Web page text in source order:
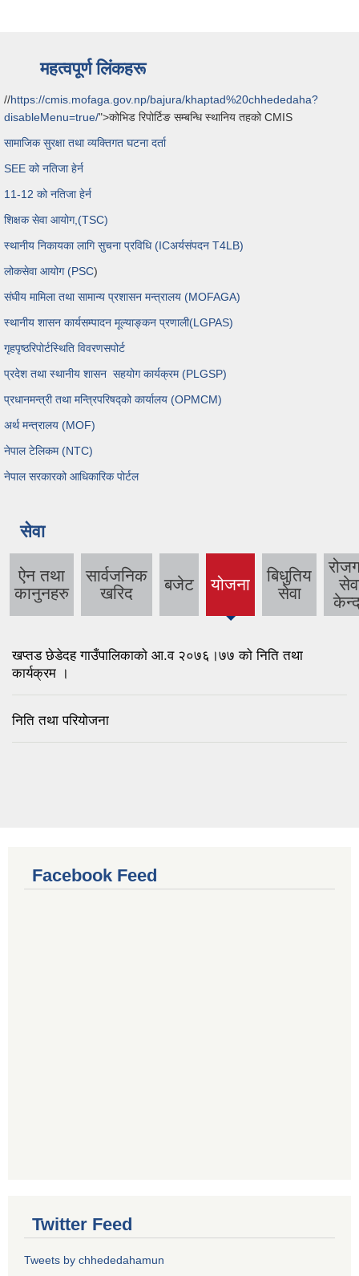
महत्वपूर्ण लिंकहरू
//https://cmis.mofaga.gov.np/bajura/khaptad%20chhededaha?
disableMenu=true/">कोभिड रिपोर्टिङ सम्बन्धि स्थानिय तहको CMIS
सामाजिक सुरक्षा तथा व्यक्तिगत घटना दर्ता
SEE को नतिजा हेर्न
11-12 को नतिजा हेर्न
शिक्षक सेवा आयोग,(TSC)
स्थानीय निकायका लागि सुचना प्रविधि (ICअर्यसंपदन T4LB)
लोकसेवा आयोग (PSC)
संघीय मामिला तथा सामान्य प्रशासन मन्त्रालय (MOFAGA)
स्थानीय शासन कार्यसम्पादन मूल्याङ्कन प्रणाली(LGPAS)
गृहपृष्ठरिपोर्टस्थिति विवरणसपोर्ट
प्रदेश तथा स्थानीय शासन सहयोग कार्यक्रम (PLGSP)
प्रधानमन्त्री तथा मन्त्रिपरिषद्को कार्यालय (OPMCM)
अर्थ मन्त्रालय (MOF)
नेपाल टेलिकम (NTC)
नेपाल सरकारको आधिकारिक पोर्टल
सेवा
ऐन तथा
कानुनहरु
सार्वजनिक
खरिद
बजेट योजना
(active
बिधुतिय
सेवा
खप्तड छेडेदह गाउँपालिकाकाे आ‍.व २०७६।७७ काे निति तथा
कार्यक्रम ।
निति तथा परियोजना
Facebook Feed
Twitter Feed
Tweets by chhededahamun